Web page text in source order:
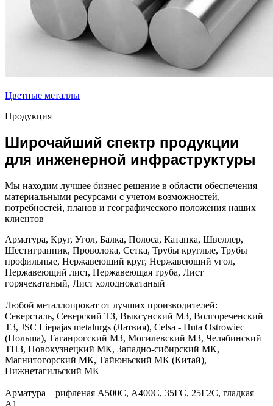
Цветные металлы
Продукция
Широчайший спектр продукции
для инженерной инфраструктуры
Мы находим лучшее бизнес решение в области обеспечения
материальными ресурсами с учетом возможностей,
потребностей, планов и географического положения наших
клиентов
Арматура, Круг, Угол, Балка, Полоса, Катанка, Швеллер,
Шестигранник, Проволока, Сетка, Трубы круглые, Трубы
профильные, Нержавеющий круг, Нержавеющий угол,
Нержавеющий лист, Нержавеющая труба, Лист
горячекатаный, Лист холоднокатаный
Любой металлопрокат от лучших производителей:
Северсталь, Северский ТЗ, Выксунский МЗ, Волгореченский
ТЗ, JSC Liepajas metalurgs (Латвия), Celsa - Huta Ostrowiec
(Польша), Таганрогский МЗ, Могилевский МЗ, Челябинский
ТПЗ, Новокузнецкий МК, Западно-сибирский МК,
Магнитогорский МК, Тайюньский МК (Китай),
Нижнетагильский МК
Арматура – рифленая А500С, А400С, 35ГС, 25Г2С, гладкая
А1